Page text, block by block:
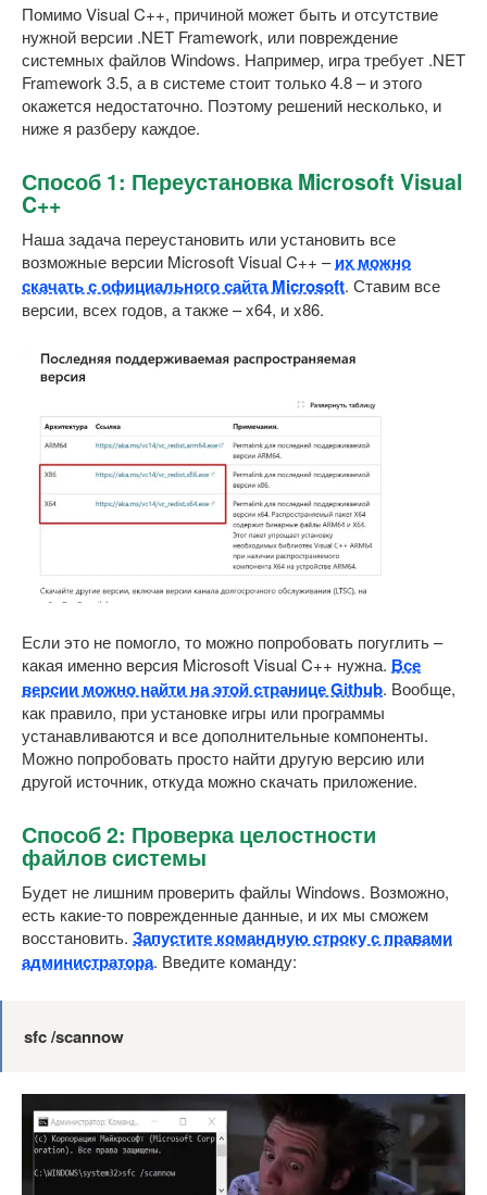
Помимо Visual C++, причиной может быть и отсутствие
нужной версии .NET Framework, или повреждение
системных файлов Windows. Например, игра требует .NET
Framework 3.5, а в системе стоит только 4.8 – и этого
окажется недостаточно. Поэтому решений несколько, и
ниже я разберу каждое.
Способ 1: Переустановка Microsoft Visual
C++
Наша задача переустановить или установить все
возможные версии Microsoft Visual C++ –их можно
скачать с официального сайта Microsoft. Ставим все
версии, всех годов, а также – x64, и x86.
Если это не помогло, то можно попробовать погуглить –
какая именно версия Microsoft Visual C++ нужна. Все
версии можно найти на этой странице Github. Вообще,
как правило, при установке игры или программы
устанавливаются и все дополнительные компоненты.
Можно попробовать просто найти другую версию или
другой источник, откуда можно скачать приложение.
Способ 2: Проверка целостности
файлов системы
Будет не лишним проверить файлы Windows. Возможно,
есть какие-то поврежденные данные, и их мы сможем
восстановить. Запустите командную строку с правами
администратора. Введите команду:
sfc /scannow